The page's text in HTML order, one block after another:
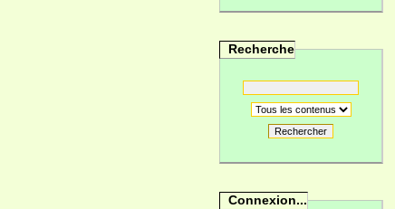
Recherche
Rechercher
Connexion...